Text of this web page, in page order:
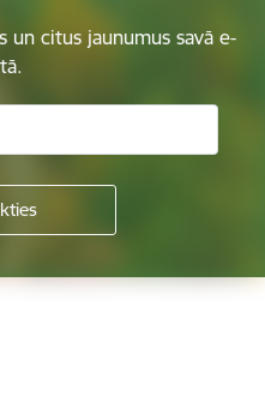
un citus jaunumus savā e-